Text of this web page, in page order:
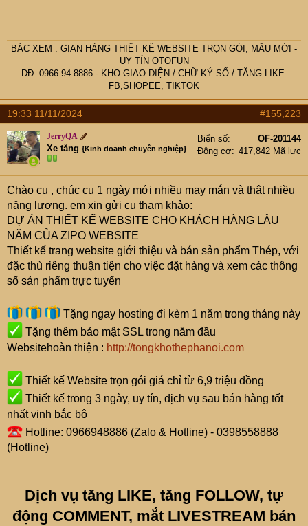
BÁC XEM : GIAN HÀNG THIẾT KẾ WEBSITE TRỌN GÓI, MẪU MỚI -
UY TÍN OTOFUN
DĐ: 0966.94.8886 - KHO GIAO DIỆN / CHỮ KÝ SỐ / TĂNG LIKE:
FB,SHOPEE, TIKTOK
19:33 11/11/2024 #155,223
JerryQA
Xe tăng {Kinh doanh chuyên nghiệp}
Biển số
OF-201144
Động cơ
417,842 Mã lực
Chào cụ , chúc cụ 1 ngày mới nhiều may mắn và thật nhiều
năng lượng. em xin gửi cụ tham khảo:
DỰ ÁN THIẾT KẾ WEBSITE CHO KHÁCH HÀNG LÂU
NĂM CỦA ZIPO WEBSITE
Thiết kế trang website giới thiệu và bán sản phẩm Thép, với
đặc thù riêng thuận tiện cho việc đặt hàng và xem các thông
số sản phẩm trực tuyến
Tặng ngay hosting đi kèm 1 năm trong tháng này
Tặng thêm bảo mật SSL trong năm đầu
Websitehoàn thiện : http://tongkhothephanoi.com
Thiết kế Website trọn gói giá chỉ từ 6,9 triệu đồng
Thiết kế trong 3 ngày, uy tín, dịch vụ sau bán hàng tốt
nhất vịnh bắc bộ
Hotline: 0966948886 (Zalo & Hotline) - 0398558888
(Hotline)
Dịch vụ tăng LIKE, tăng FOLLOW, tự
động COMMENT, mắt LIVESTREAM bán